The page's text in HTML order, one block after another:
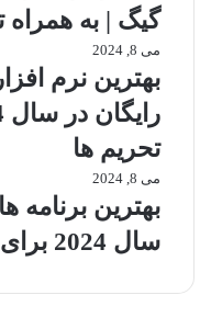
گیگ | به همراه
می 8, 2024
بهترین نرم
تحریم ها
می 8, 2024
بهترین برنامه
سال 2024 برای اندروید و آیفون